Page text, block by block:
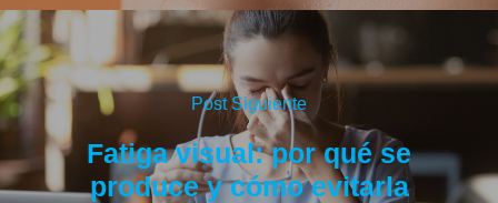
Post Siguiente
Fatiga visual: por qué se
produce y cómo evitarla